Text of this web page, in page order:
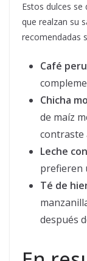
Estos dulces
que realzan su
recomendadas
Café
Chicha
de maíz
contraste
Leche
prefieren
Té de
después